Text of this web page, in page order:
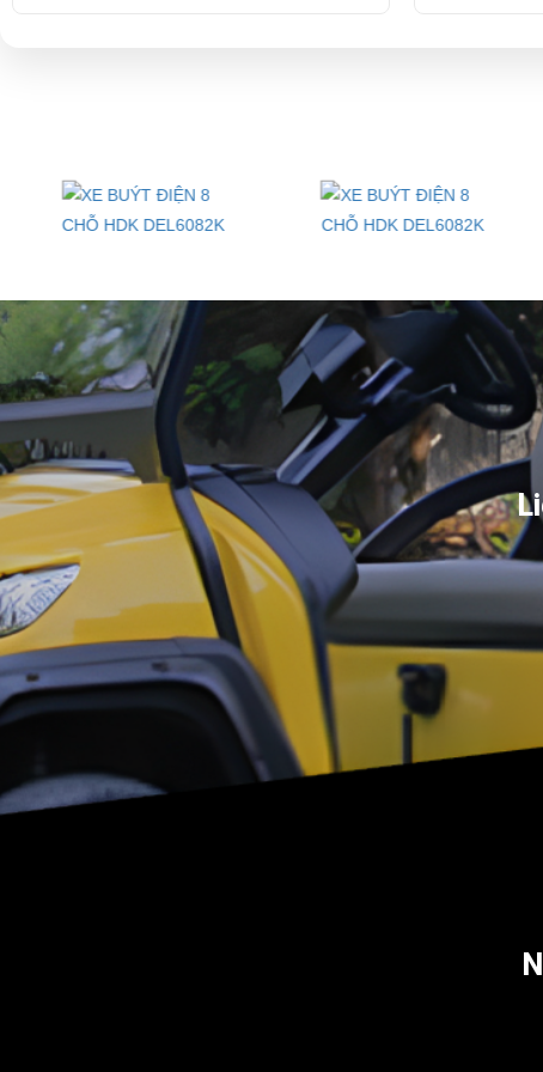
LIÊN HỆ CÔNG TY:
Địa chỉ: 845 Quốc Lộ 13, Phường Hiệp Bình Phước, Thành phố Thủ
Điện thoại: 08 68 100 260
phuhuynhkd@gmail.com
Website:xediendulich.com
phutungxegolf.com